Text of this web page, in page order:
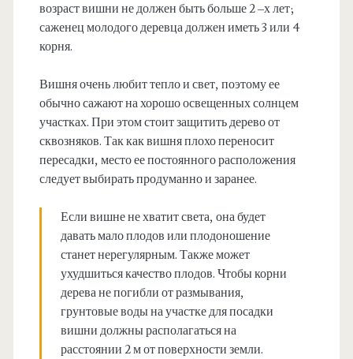
возраст вишни не должен быть больше 2 –х лет;
саженец молодого деревца должен иметь 3 или 4
корня.
Вишня очень любит тепло и свет, поэтому ее
обычно сажают на хорошо освещенных солнцем
участках. При этом стоит защитить дерево от
сквозняков. Так как вишня плохо переносит
пересадки, место ее постоянного расположения
следует выбирать продуманно и заранее.
Если вишне не хватит света, она будет
давать мало плодов или плодоношение
станет нерегулярным. Также может
ухудшиться качество плодов. Чтобы корни
дерева не погибли от размывания,
грунтовые воды на участке для посадки
вишни должны располагаться на
расстоянии 2 м от поверхности земли.